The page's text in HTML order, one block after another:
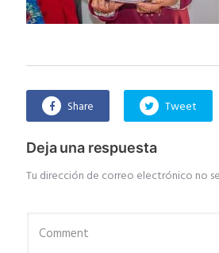
Share Tweet
Deja una respuesta
Tu dirección de correo electrónico no